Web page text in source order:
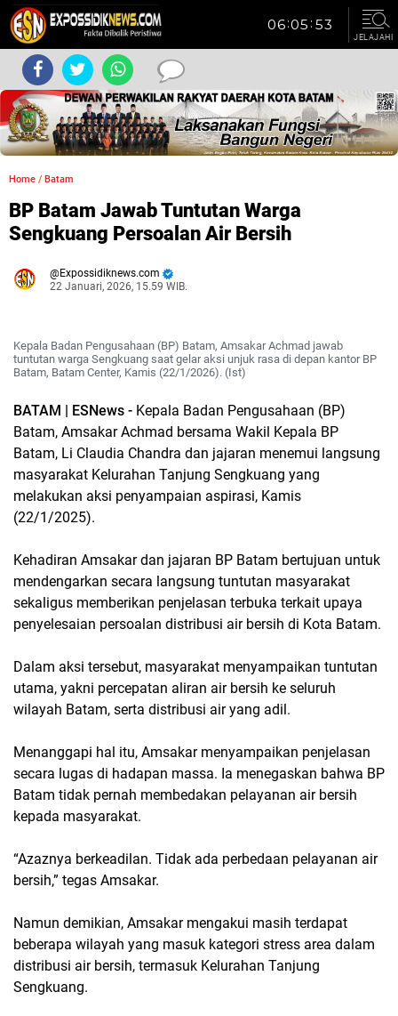
JELAJAHI
Home / Batam
BP Batam Jawab Tuntutan Warga
Sengkuang Persoalan Air Bersih
Expossidiknews.com
22 Januari, 2026, 15.59 WIB.
Kepala Badan Pengusahaan (BP) Batam, Amsakar Achmad jawab
tuntutan warga Sengkuang saat gelar aksi unjuk rasa di depan kantor BP
Batam, Batam Center, Kamis (22/1/2026). (Ist)
BATAM | ESNews - Kepala Badan Pengusahaan (BP)
Batam, Amsakar Achmad bersama Wakil Kepala BP
Batam, Li Claudia Chandra dan jajaran menemui langsung
masyarakat Kelurahan Tanjung Sengkuang yang
melakukan aksi penyampaian aspirasi, Kamis
(22/1/2025).
Kehadiran Amsakar dan jajaran BP Batam bertujuan untuk
mendengarkan secara langsung tuntutan masyarakat
sekaligus memberikan penjelasan terbuka terkait upaya
penyelesaian persoalan distribusi air bersih di Kota Batam.
Dalam aksi tersebut, masyarakat menyampaikan tuntutan
utama, yakni percepatan aliran air bersih ke seluruh
wilayah Batam, serta distribusi air yang adil.
Menanggapi hal itu, Amsakar menyampaikan penjelasan
secara lugas di hadapan massa. Ia menegaskan bahwa BP
Batam tidak pernah membedakan pelayanan air bersih
kepada masyarakat.
“Azaznya berkeadilan. Tidak ada perbedaan pelayanan air
bersih,” tegas Amsakar.
Namun demikian, Amsakar mengakui masih terdapat
beberapa wilayah yang masuk kategori stress area dalam
distribusi air bersih, termasuk Kelurahan Tanjung
Sengkuang.